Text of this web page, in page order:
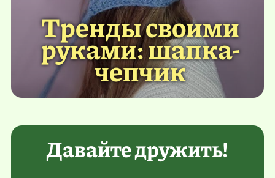
Тренды своими
руками: шапка-
чепчик
Давайте дружить!